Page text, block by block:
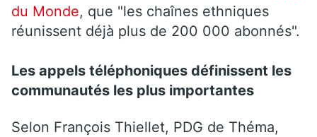
du Monde, que "les chaînes ethniques
réunissent déjà plus de 200 000 abonnés".
Les appels téléphoniques définissent les
communautés les plus importantes
Selon François Thiellet, PDG de Théma,